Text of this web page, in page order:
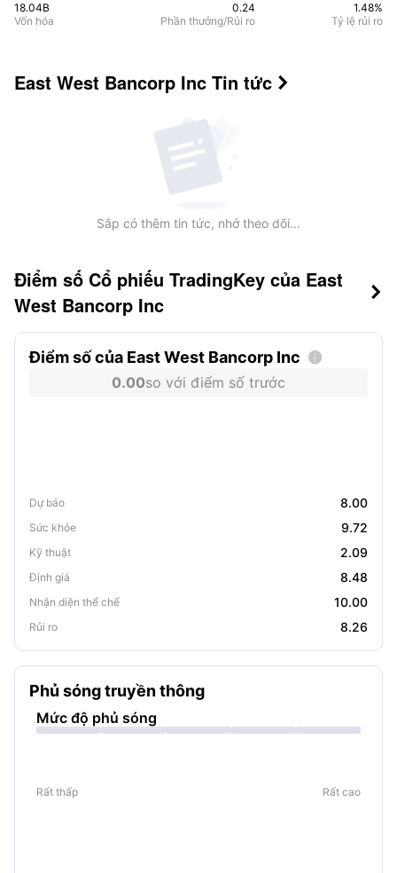
18.04B
Vốn hóa
0.24
Phần thưởng/Rủi ro
1.48%
Tỷ lệ rủi ro
East West Bancorp Inc Tin tức 
Sắp có thêm tin tức, nhớ theo dõi...
Điểm số Cổ phiếu TradingKey của East
West Bancorp Inc

Điểm số của East West Bancorp Inc 
0.00so với điểm số trước
Dự báo 8.00
Sức khỏe 9.72
Kỹ thuật 2.09
Định giá 8.48
Nhận diện thể chế 10.00
Rủi ro 8.26
Phủ sóng truyền thông
Mức độ phủ sóng
Rất thấp Rất cao